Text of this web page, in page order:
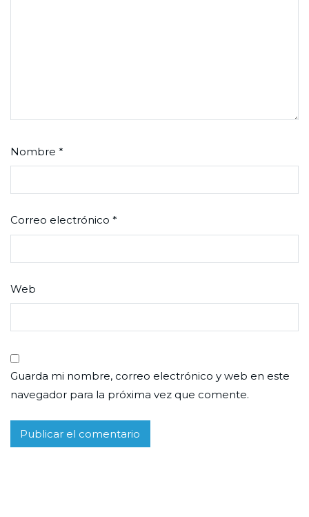
Nombre *
Correo electrónico *
Web
Guarda mi nombre, correo electrónico y web en este
navegador para la próxima vez que comente.